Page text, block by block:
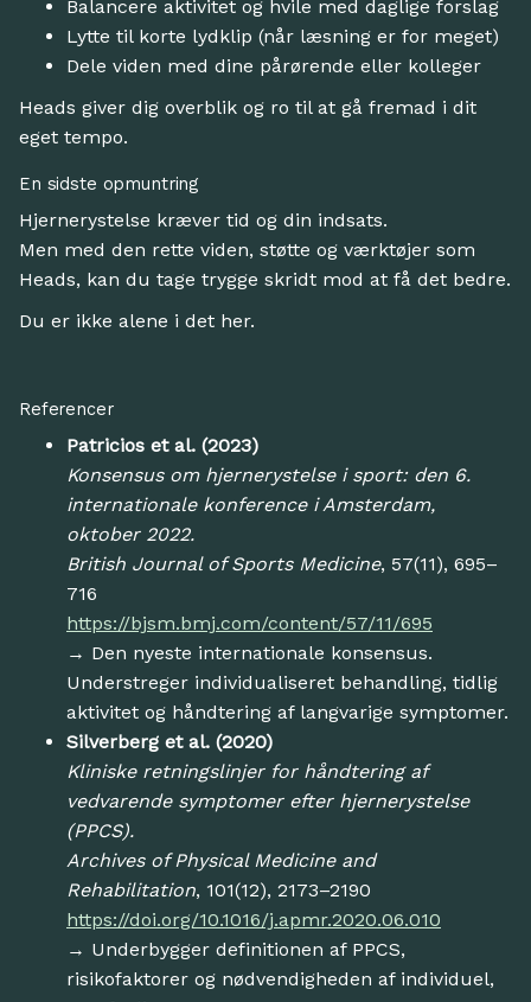
Balancere aktivitet og hvile med daglige forslag
Lytte til korte lydklip (når læsning er for meget)
Dele viden med dine pårørende eller kolleger
Heads giver dig overblik og ro til at gå fremad i dit
eget tempo.
En sidste opmuntring
Hjernerystelse kræver tid og din indsats.
Men med den rette viden, støtte og værktøjer som
Heads, kan du tage trygge skridt mod at få det bedre.
Du er ikke alene i det her.
Referencer
Patricios et al. (2023)
Konsensus om hjernerystelse i sport: den 6.
internationale konference i Amsterdam,
oktober 2022.
British Journal of Sports Medicine, 57(11), 695–
716
https://bjsm.bmj.com/content/57/11/695
→ Den nyeste internationale konsensus.
Understreger individualiseret behandling, tidlig
aktivitet og håndtering af langvarige symptomer.
Silverberg et al. (2020)
Kliniske retningslinjer for håndtering af
vedvarende symptomer efter hjernerystelse
(PPCS).
Archives of Physical Medicine and
Rehabilitation, 101(12), 2173–2190
https://doi.org/10.1016/j.apmr.2020.06.010
→ Underbygger definitionen af PPCS,
risikofaktorer og nødvendigheden af individuel,